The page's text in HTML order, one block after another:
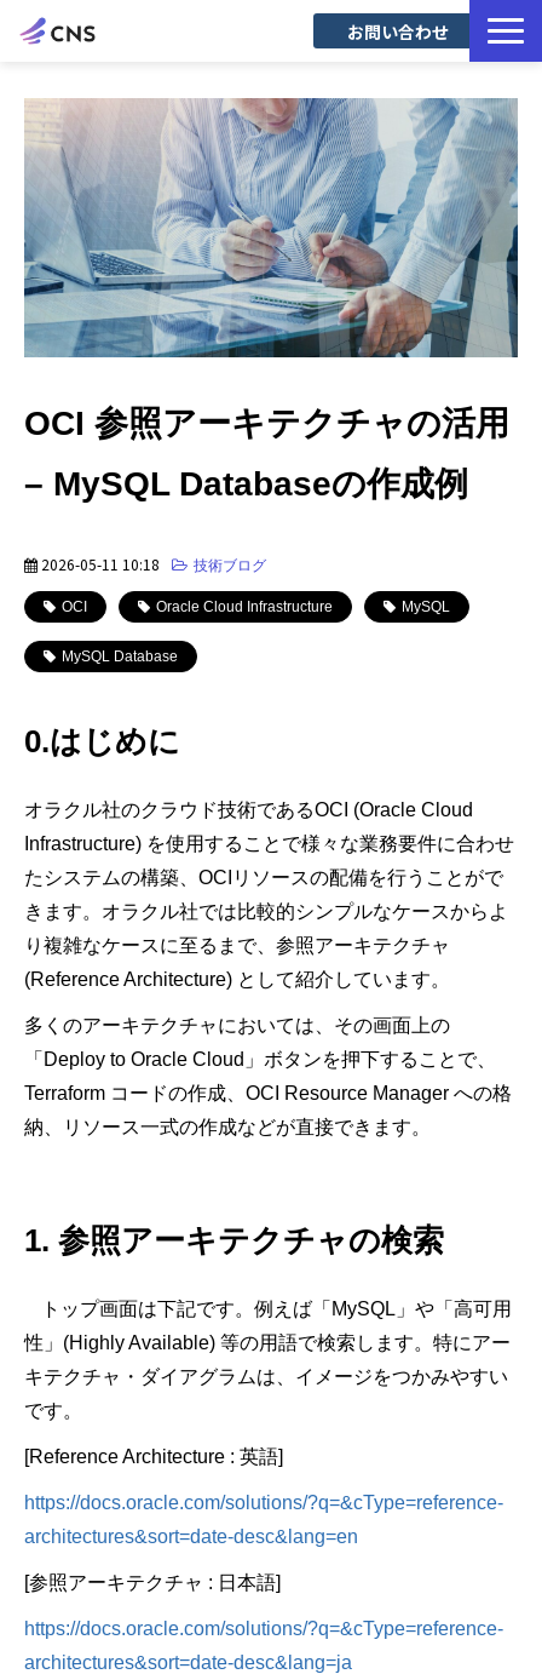
お問い合わせ
導入事例
Blog
OCI 参照アーキテクチャの活用
– MySQL Databaseの作成例
2026-05-11 10:18 技術ブログ
OCI Oracle Cloud Infrastructure MySQL
MySQL Database
0.はじめに
オラクル社のクラウド技術であるOCI (Oracle Cloud
Infrastructure) を使用することで様々な業務要件に合わせ
たシステムの構築、 OCI リソースの配備を行うことがで
きます。オラクル社では比較的シンプルなケースからよ
り複雑なケースに至るまで、参照アーキテクチャ
(Reference Architecture) として紹介しています。
多くのアーキテクチャにおいては、その画面上の
「 Deploy to Oracle Cloud 」ボタンを押下することで、
Terraform コードの作成、 OCI Resource Manager への格
納、リソース一式の作成などが直接できます。
1. 参照アーキテクチャの検索
トップ画面は下記です。例えば「 MySQL 」や「高可用
性」 (Highly Available) 等の用語で検索します。特にアー
キテクチャ・ダイアグラムは、イメージをつかみやすい
です。
[Reference Architecture : 英語]
https://docs.oracle.com/solutions/?q=&cType=reference-
architectures&sort=date-desc&lang=en
[参照アーキテクチャ : 日本語]
https://docs.oracle.com/solutions/?q=&cType=reference-
architectures&sort=date-desc&lang=ja